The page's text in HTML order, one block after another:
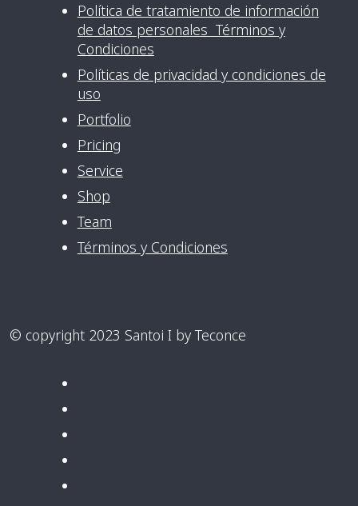
Política de tratamiento de información
de datos personales Términos y
Condiciones
Políticas de privacidad y condiciones de
uso
Portfolio
Pricing
Service
Shop
Team
Términos y Condiciones
© copyright 2023 Santoi I by Teconce